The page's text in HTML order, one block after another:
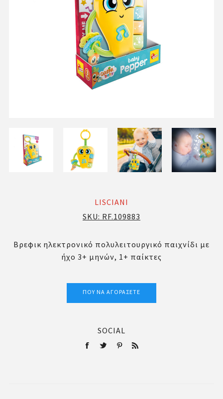
LISCIANI
SKU: RF.109883
Βρεφικ ηλεκτρονικό πολυλειτουργικό παιχνίδι με
ήχο 3+ μηνών, 1+ παίκτες
ΠΟΎ ΝΑ ΑΓΟΡΆΣΕΤΕ
SOCIAL